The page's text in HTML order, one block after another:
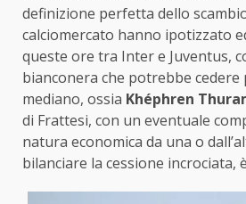
definizione perfetta dello
calciomercato hanno ipotizzato
queste ore tra Inter e Juventus,
bianconera che potrebbe
mediano, ossia Khéphren
di Frattesi, con un eventuale
natura economica da una o
bilanciare la cessione incrociata,